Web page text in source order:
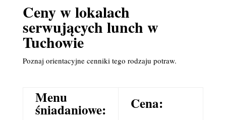
Ceny w lokalach
serwujących lunch w
Tuchowie
Poznaj orientacyjne cenniki tego rodzaju potraw.
Menu
śniadaniowe: Cena: